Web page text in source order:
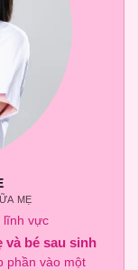
MẸ
lĩnh vực
và bé sau sinh
phần vào một